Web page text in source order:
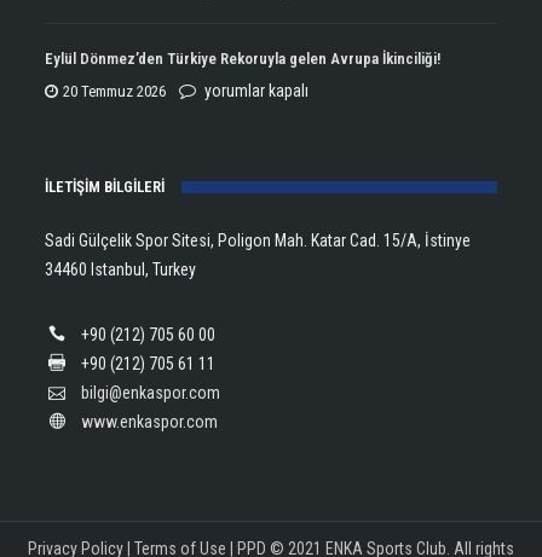
Aldı!
Şampiyonu
Lanlana
Eylül Dönmez’den Türkiye Rekoruyla gelen Avrupa İkinciliği!
20 Temmuz 2026
Eylül
Rekoruyla
Avrupa
yorumlar kapalı
İLETİŞİM BİLGİLERİ
Sadi Gülçelik Spor Sitesi, Poligon Mah. Katar Cad. 15/A, İstinye
34460 Istanbul, Turkey
+90 (212) 705 60 00
+90 (212) 705 61 11
bilgi@enkaspor.com
www.enkaspor.com
Privacy Policy Terms of Use PPD © 2021 ENKA Sports Club. All rights